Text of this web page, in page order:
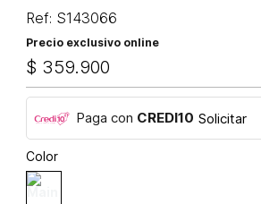
Ref: S143066
Precio exclusivo online
$ 359.900
Paga con CREDI10 Solicitar
Color